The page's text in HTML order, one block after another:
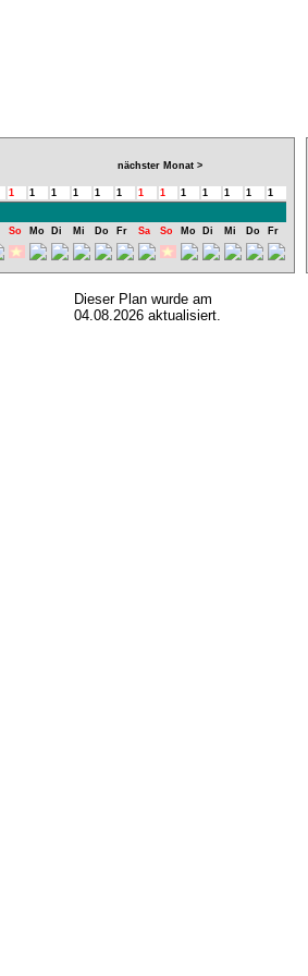
nächster Monat >
1 1 1 1 1 1 1 1 1 1 1 1 1
So Mo Di Mi Do Fr Sa So Mo Di Mi Do Fr
Dieser Plan wurde am
04.08.2026 aktualisiert.